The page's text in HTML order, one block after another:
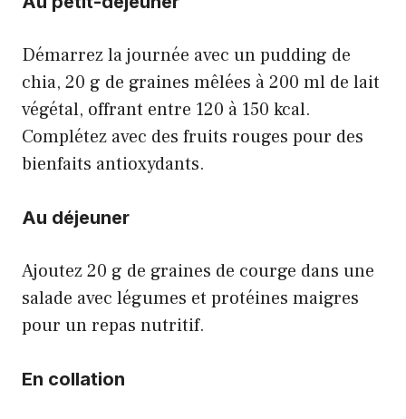
Démarrez la journée avec un pudding de
chia, 20 g de graines mêlées à 200 ml de lait
végétal, offrant entre 120 à 150 kcal.
Complétez avec des fruits rouges pour des
bienfaits antioxydants.
Au déjeuner
Ajoutez 20 g de graines de courge dans une
salade avec légumes et protéines maigres
pour un repas nutritif.
En collation